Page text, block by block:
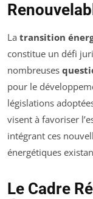
La transition
constitue un défi
nombreuses
pour le
législations
visent à favoriser
intégrant ces
énergétiques
Le Cadre